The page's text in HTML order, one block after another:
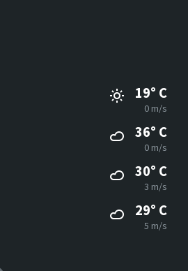
19° C
0 m/s
36° C
0 m/s
30° C
3 m/s
29° C
5 m/s